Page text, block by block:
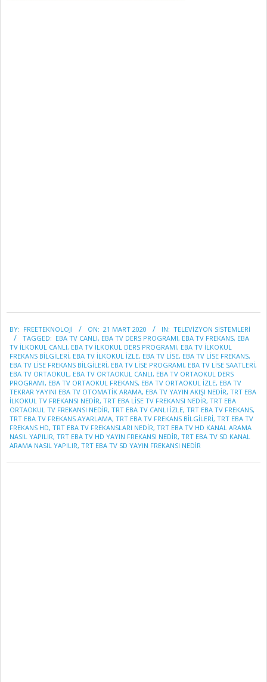
03-
21
BY: FREETEKNOLOJI ON: 21 MART 2020 IN: TELEVİZYON SİSTEMLERİ
TAGGED: EBA TV CANLI, EBA TV DERS PROGRAMI, EBA TV FREKANS, EBA
TV ILKOKUL CANLI, EBA TV ILKOKUL DERS PROGRAMI, EBA TV ILKOKUL
FREKANS BILGILERI, EBA TV ILKOKUL IZLE, EBA TV LISE, EBA TV LISE FREKANS,
EBA TV LISE FREKANS BILGILERI, EBA TV LISE PROGRAMI, EBA TV LISE SAATLERI,
EBA TV ORTAOKUL, EBA TV ORTAOKUL CANLI, EBA TV ORTAOKUL DERS
PROGRAMI, EBA TV ORTAOKUL FREKANS, EBA TV ORTAOKUL IZLE, EBA TV
TEKRAR YAYINI EBA TV OTOMATİK ARAMA, EBA TV YAYIN AKIŞI NEDİR, TRT EBA
İLKOKUL TV FREKANSI NEDİR, TRT EBA LİSE TV FREKANSI NEDİR, TRT EBA
ORTAOKUL TV FREKANSI NEDİR, TRT EBA TV CANLI IZLE, TRT EBA TV FREKANS,
TRT EBA TV FREKANS AYARLAMA, TRT EBA TV FREKANS BILGILERI, TRT EBA TV
FREKANS HD, TRT EBA TV FREKANSLARI NEDİR, TRT EBA TV HD KANAL ARAMA
NASIL YAPILIR, TRT EBA TV HD YAYIN FREKANSI NEDİR, TRT EBA TV SD KANAL
ARAMA NASIL YAPILIR, TRT EBA TV SD YAYIN FREKANSI NEDİR